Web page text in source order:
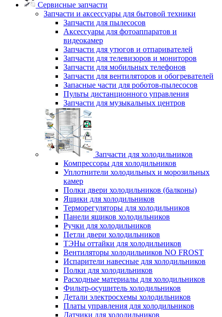
Сервисные запчасти
Запчасти и аксессуары для бытовой техники
Запчасти для пылесосов
Аксессуары для фотоаппаратов и
видеокамер
Запчасти для утюгов и отпаривателей
Запчасти для телевизоров и мониторов
Запчасти для мобильных телефонов
Запчасти для вентиляторов и обогревателей
Запасные части для роботов-пылесосов
Пульты дистанционного управления
Запчасти для музыкальных центров
Запчасти для холодильников
Компрессоры для холодильников
Уплотнители холодильных и морозильных
камер
Полки двери холодильников (балконы)
Ящики для холодильников
Терморегуляторы для холодильников
Панели ящиков холодильников
Ручки для холодильников
Петли двери холодильников
ТЭНы оттайки для холодильников
Вентиляторы холодильников NO FROST
Испарители навесные для холодильников
Полки для холодильников
Расходные материалы для холодильников
Фильтр-осушитель холодильников
Детали электросхемы холодильников
Платы управления для холодильников
Датчики для холодильников